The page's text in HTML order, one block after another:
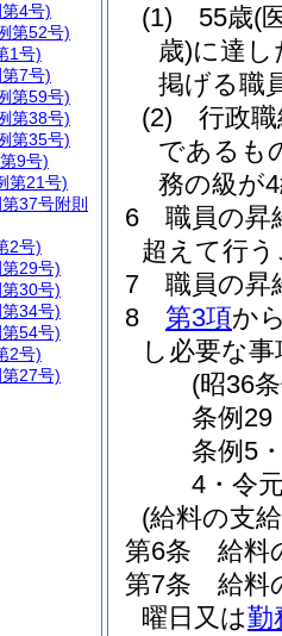
(1)
55歳(
歳)に達し
掲げる職
(2)
行政
であるも
務の級が
6
職員の昇
超えて行
7
職員の昇
8
第3項か
し必要な
(昭36
条例29
条例5
4・令
(給料の支
第6条
給料
第7条
給料
曜日又は勤
4号)
第52号)
1号)
7号)
第59号)
第38号)
第35号)
9号)
第21号)
37号附則
2号)
29号)
30号)
34号)
54号)
2号)
27号)